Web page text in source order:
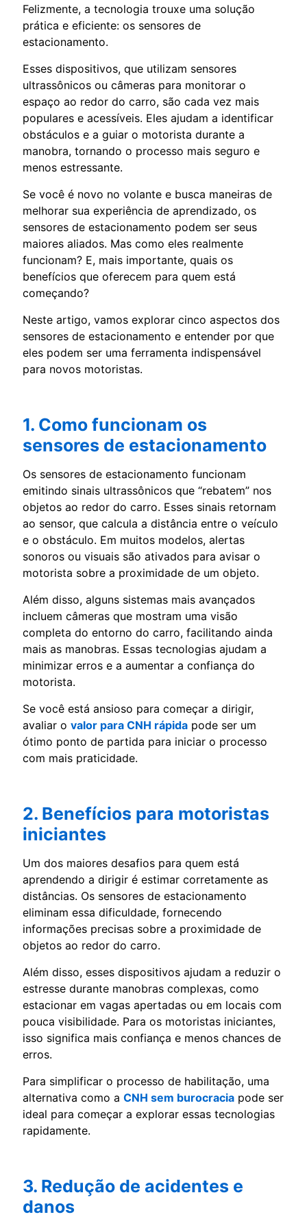
Felizmente, a tecnologia trouxe uma solução
prática e eficiente: os sensores de
estacionamento.
Esses dispositivos, que utilizam sensores
ultrassônicos ou câmeras para monitorar o
espaço ao redor do carro, são cada vez mais
populares e acessíveis. Eles ajudam a identificar
obstáculos e a guiar o motorista durante a
manobra, tornando o processo mais seguro e
menos estressante.
Se você é novo no volante e busca maneiras de
melhorar sua experiência de aprendizado, os
sensores de estacionamento podem ser seus
maiores aliados. Mas como eles realmente
funcionam? E, mais importante, quais os
benefícios que oferecem para quem está
começando?
Neste artigo, vamos explorar cinco aspectos dos
sensores de estacionamento e entender por que
eles podem ser uma ferramenta indispensável
para novos motoristas.
1. Como funcionam os
sensores de estacionamento
Os sensores de estacionamento funcionam
emitindo sinais ultrassônicos que “rebatem” nos
objetos ao redor do carro. Esses sinais retornam
ao sensor, que calcula a distância entre o veículo
e o obstáculo. Em muitos modelos, alertas
sonoros ou visuais são ativados para avisar o
motorista sobre a proximidade de um objeto.
Além disso, alguns sistemas mais avançados
incluem câmeras que mostram uma visão
completa do entorno do carro, facilitando ainda
mais as manobras. Essas tecnologias ajudam a
minimizar erros e a aumentar a confiança do
motorista.
Se você está ansioso para começar a dirigir,
avaliar o valor para CNH rápida pode ser um
ótimo ponto de partida para iniciar o processo
com mais praticidade.
2. Benefícios para motoristas
iniciantes
Um dos maiores desafios para quem está
aprendendo a dirigir é estimar corretamente as
distâncias. Os sensores de estacionamento
eliminam essa dificuldade, fornecendo
informações precisas sobre a proximidade de
objetos ao redor do carro.
Além disso, esses dispositivos ajudam a reduzir o
estresse durante manobras complexas, como
estacionar em vagas apertadas ou em locais com
pouca visibilidade. Para os motoristas iniciantes,
isso significa mais confiança e menos chances de
erros.
Para simplificar o processo de habilitação, uma
alternativa como a CNH sem burocracia pode ser
ideal para começar a explorar essas tecnologias
rapidamente.
3. Redução de acidentes e
danos